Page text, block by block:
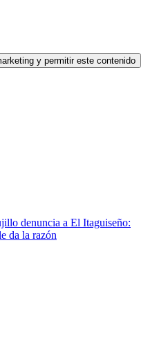
y permitir este contenido
denuncia a El Itaguiseño:
da la razón